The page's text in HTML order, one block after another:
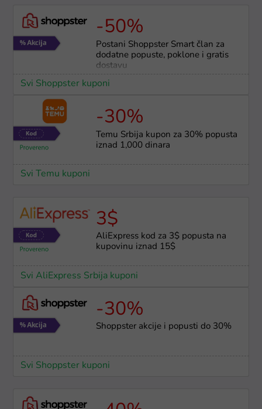
-50%
Postani Shoppster Smart član za
dodatne popuste, poklone i gratis
dostavu
Svi Shoppster kuponi
-30%
Temu Srbija kupon za 30% popusta
iznad 1,000 dinara
Svi Temu kuponi
3$
AliExpress kod za 3$ popusta na
kupovinu iznad 15$
Svi AliExpress Srbija kuponi
-30%
Shoppster akcije i popusti do 30%
Svi Shoppster kuponi